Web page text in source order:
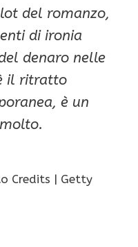
del romanzo,
di ironia
denaro nelle
il ritratto
è un
Credits | Getty